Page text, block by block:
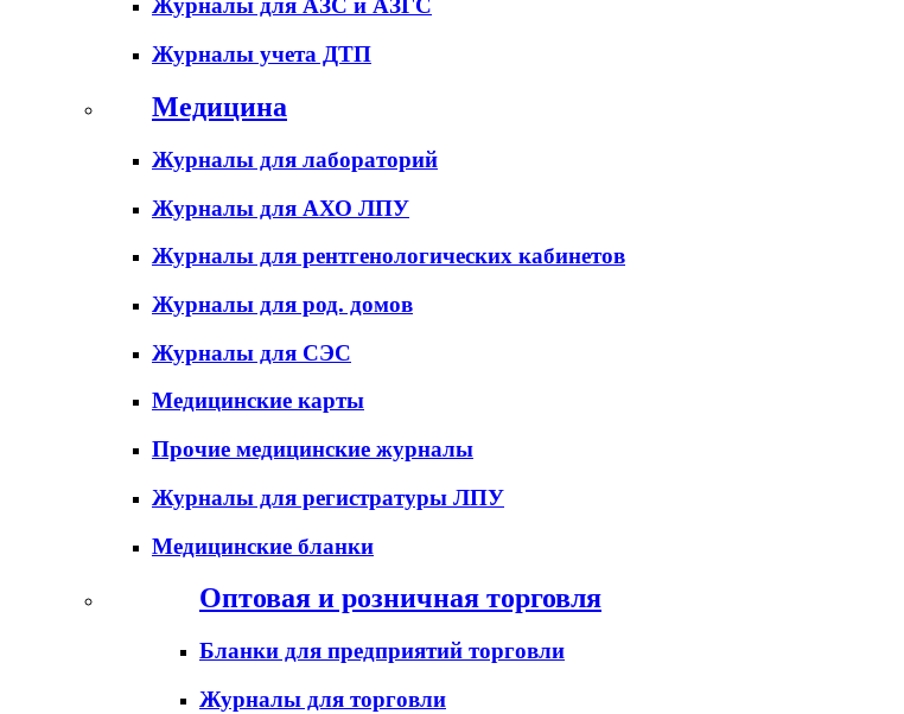
Журналы для АЗС и АЗГС
Журналы учета ДТП
Медицина
Журналы для лабораторий
Журналы для АХО ЛПУ
Журналы для рентгенологических кабинетов
Журналы для род. домов
Журналы для СЭС
Медицинские карты
Прочие медицинские журналы
Журналы для регистратуры ЛПУ
Медицинские бланки
Оптовая и розничная торговля
Бланки для предприятий торговли
Журналы для торговли